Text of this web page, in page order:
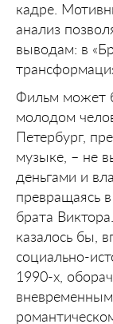
кадре.
анализ
выводам: в
Фильм может
молодом
Петербург,
музыке, – не
деньгами и
превращаясь
брата
казалось бы,
социально-
1990-х,